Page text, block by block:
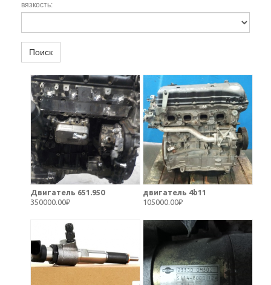
вязкость:
Поиск
Двигатель 651.950
350000.00₽
двигатель 4b11
105000.00₽